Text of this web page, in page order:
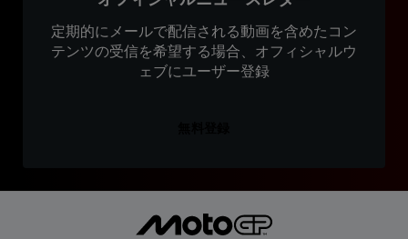
定期的にメールで配信される動画を含めたコン
テンツの受信を希望する場合、オフィシャルウ
ェブにユーザー登録